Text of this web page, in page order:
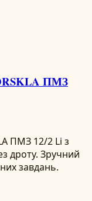
ПМЗ
ПМЗ 12/2 Li з
дроту. Зручний
завдань.